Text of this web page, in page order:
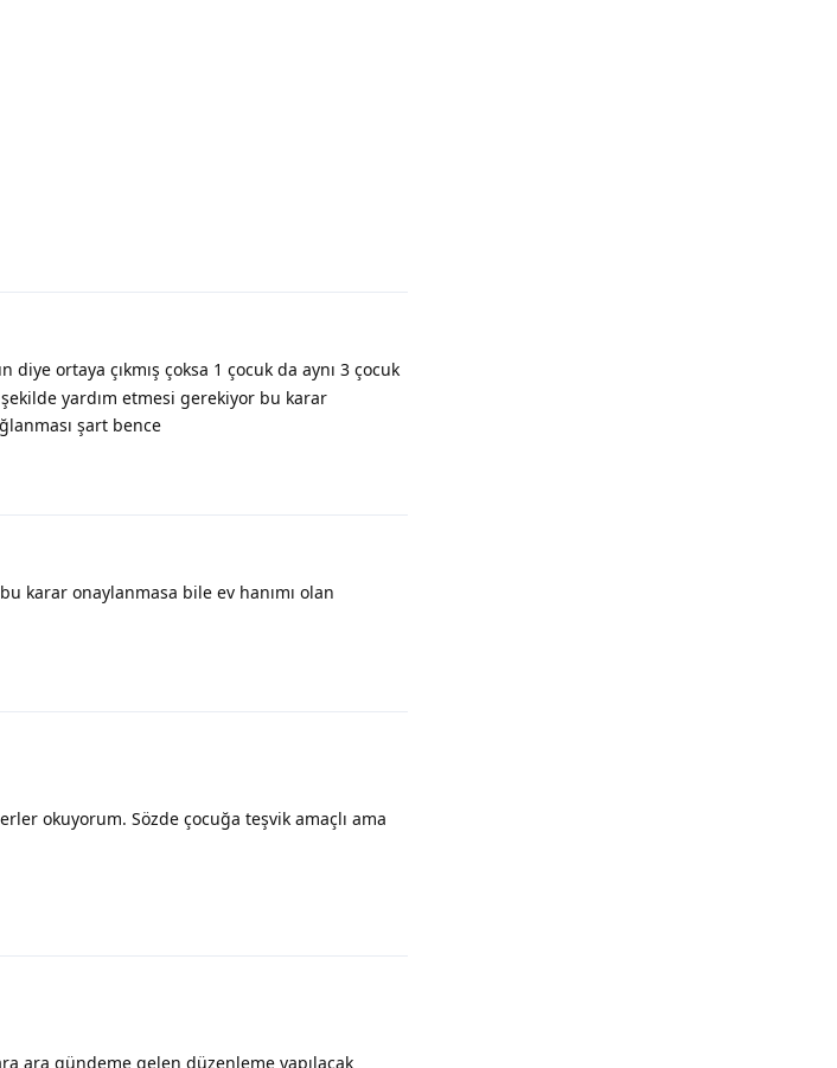
diye ortaya çıkmış çoksa 1 çocuk da aynı 3 çocuk
yardım etmesi gerekiyor bu karar
şart bence
karar onaylanmasa bile ev hanımı olan
okuyorum. Sözde çocuğa teşvik amaçlı ama
ara gündeme gelen düzenleme yapılacak